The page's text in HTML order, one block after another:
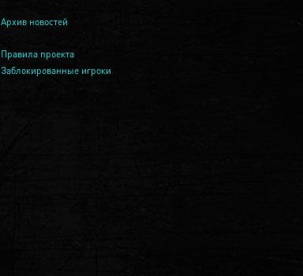
Архив новостей
Правила проекта
Заблокированные игроки